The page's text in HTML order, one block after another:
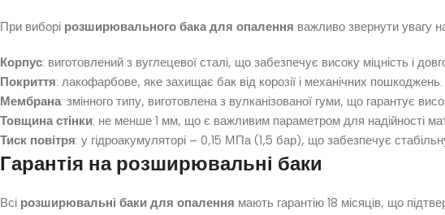
При виборі розширювального бака для опалення важливо звернути увагу
Корпус: виготовлений з вуглецевої сталі, що забезпечує високу міцність і
Покриття: лакофарбове, яке захищає бак від корозії і механічних пошкоджень.
Мембрана: змінного типу, виготовлена з вулканізованої гуми, що гарантує
Товщина стінки: не менше 1 мм, що є важливим параметром для надійності
Тиск повітря: у гідроакумуляторі – 0,15 МПа (1,5 бар), що забезпечує
Гарантія на розширювальні баки
Всі розширювальні баки для опалення мають гарантію 18 місяців, що